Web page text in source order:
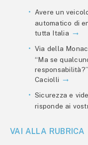
Avere un
automatico di
tutta Italia
Via della
“Ma se
Caciolli
Sicurezza e
risponde ai
VAI ALLA RUBRICA